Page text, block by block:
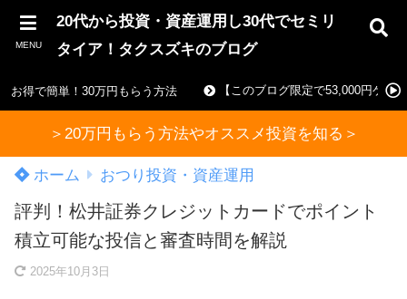
MENU
20代から投資・資産運用し30代でセミリ
タイア！タクスズキのブログ
お得で簡単！30万円もらう方法 【このブログ限定で53,000円ゲッ
＞20万円もらう方法やオススメ投資を知る＞
ホーム おつり投資・資産運用
評判！松井証券クレジットカードでポイント
積立可能な投信と審査時間を解説
2025年10月3日